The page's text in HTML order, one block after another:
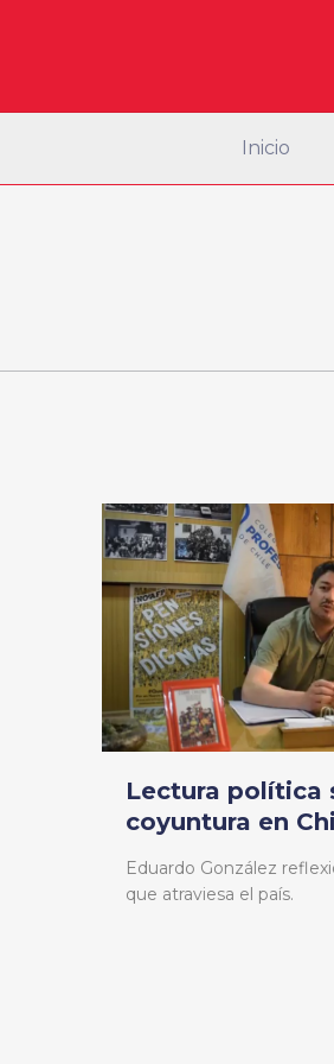
Inicio
Lectura política
coyuntura en
Eduardo González
que atraviesa el país.